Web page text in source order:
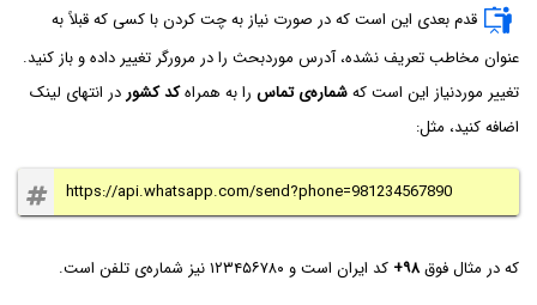
قدم بعدی این است که در صورت نیاز به چت کردن با کسی که قبلاً به
عنوان مخاطب تعریف نشده، آدرس موردبحث را در مرورگر تغییر داده و باز کنید.
تغییر موردنیاز این است کهشماره‌ی تماس را به همراهکد کشور در انتهای لینک
اضافه کنید، مثل:
https://api.whatsapp.com/send?phone=981234567890
که در مثال فوق+۹۸ کد ایران است و ۱۲۳۴۵۶۷۸۰ نیز شماره‌ی تلفن است.